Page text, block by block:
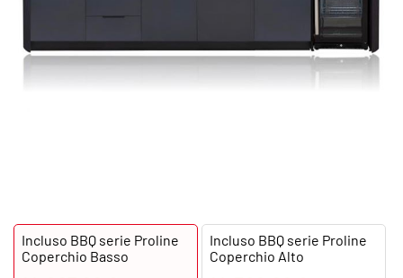
Incluso BBQ serie Proline
Coperchio Basso
Incluso BBQ serie Proline
Coperchio Alto